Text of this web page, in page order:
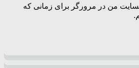
من در مرورگر برای زمانی که